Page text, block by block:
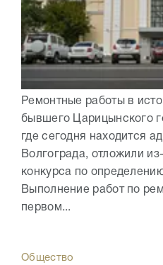
Ремонтные работы в
бывшего Царицынского
где сегодня находится
Волгограда, отложили
конкурса по
Выполнение работ по
первом...
Общество